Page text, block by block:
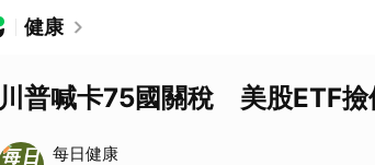
健康
川普喊卡75國關稅 美股ETF撿
每日健康